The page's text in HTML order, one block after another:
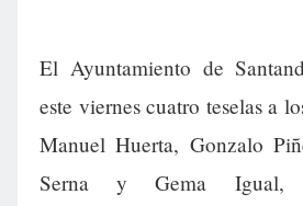
El Ayuntamiento de
este viernes cuatro teselas a
Manuel Huerta, Gonzalo
Serna y Gema